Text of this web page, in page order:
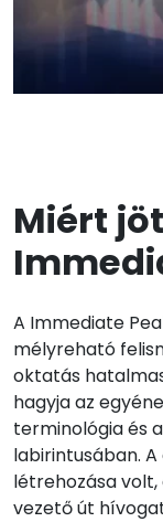
Miért
A Immediate
mélyreható
oktatás
hagyja az
terminológia és
labirintusában.
létrehozása
vezető út